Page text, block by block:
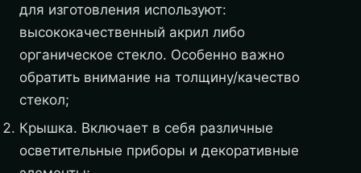
для изготовления используют:
высококачественный акрил либо
органическое стекло. Особенно важно
обратить внимание на толщину/качество
стекол;
Крышка. Включает в себя различные
осветительные приборы и декоративные